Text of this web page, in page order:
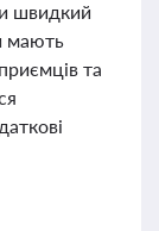
швидкий
мають
та